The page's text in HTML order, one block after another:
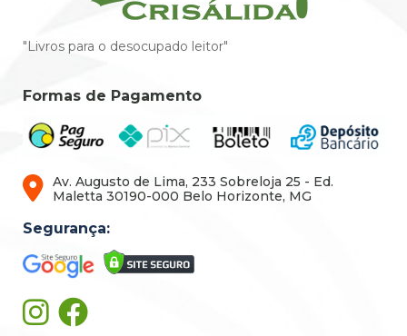
"Livros para o desocupado leitor"
Formas de Pagamento
Av. Augusto de Lima, 233 Sobreloja 25 - Ed.
Maletta 30190-000 Belo Horizonte, MG
Segurança: